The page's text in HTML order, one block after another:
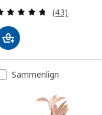
Anmeld:
(43)
Sammenlign